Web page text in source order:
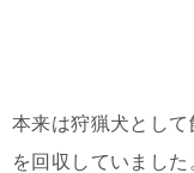
本来は狩猟犬とし
を回収していました